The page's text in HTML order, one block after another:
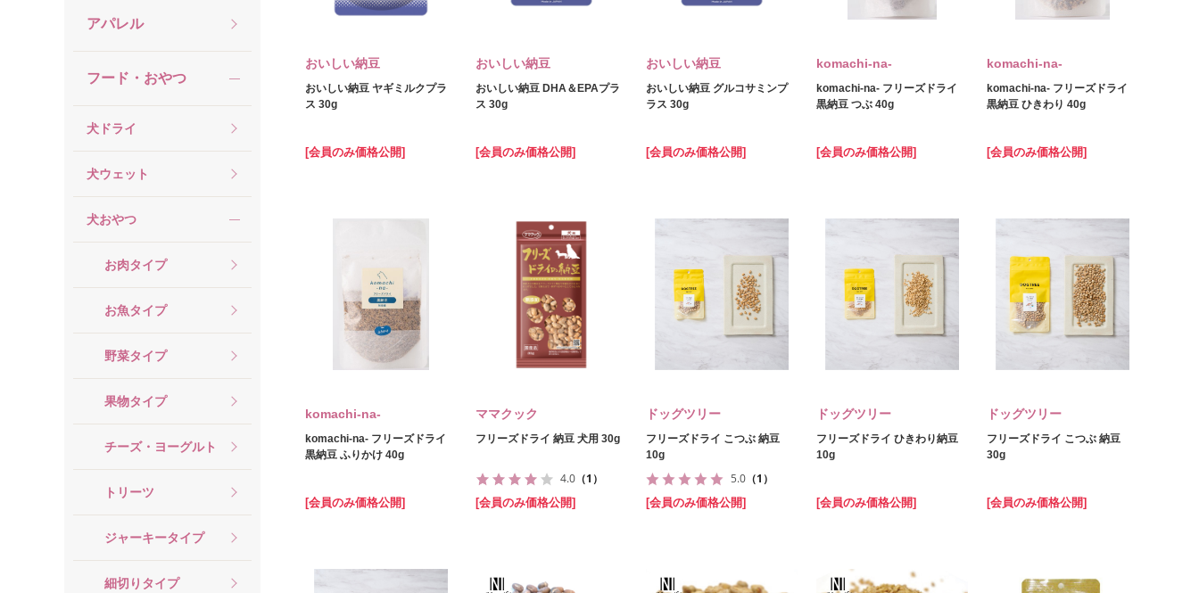
アパレル
フード・おやつ
犬ドライ
犬ウェット
犬おやつ
お肉タイプ
お魚タイプ
野菜タイプ
果物タイプ
チーズ・ヨーグルト
トリーツ
ジャーキータイプ
細切りタイプ
おいしい納豆
おいしい納豆 ヤギミルクプラ
ス 30g
[会員のみ価格公開]
おいしい納豆
おいしい納豆 DHA＆EPAプラ
ス 30g
[会員のみ価格公開]
おいしい納豆
おいしい納豆 グルコサミンプ
ラス 30g
[会員のみ価格公開]
komachi‐na‐
komachi-na- フリーズドライ
黒納豆 つぶ 40g
[会員のみ価格公開]
komachi‐na‐
komachi-na- フリーズドライ
黒納豆 ひきわり 40g
[会員のみ価格公開]
komachi‐na‐
komachi-na- フリーズドライ
黒納豆 ふりかけ 40g
[会員のみ価格公開]
ママクック
フリーズドライ 納豆 犬用 30g
4.0 （1）
[会員のみ価格公開]
ドッグツリー
フリーズドライ こつぶ 納豆
10g
5.0 （1）
[会員のみ価格公開]
ドッグツリー
フリーズドライ ひきわり納豆
10g
[会員のみ価格公開]
ドッグツリー
フリーズドライ こつぶ 納豆
30g
[会員のみ価格公開]